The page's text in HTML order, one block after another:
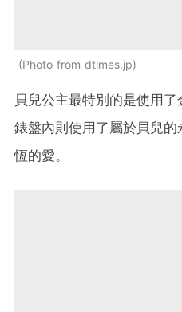
Photo from dtimes.jp
貝兒公主最特別的是使用
錶盤內則使用了屬於貝兒
恆的愛。